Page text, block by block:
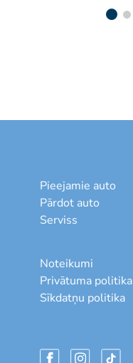
Pieejamie auto
Pārdot auto
Serviss
Noteikumi
Privātuma politika
Sīkdatņu politika